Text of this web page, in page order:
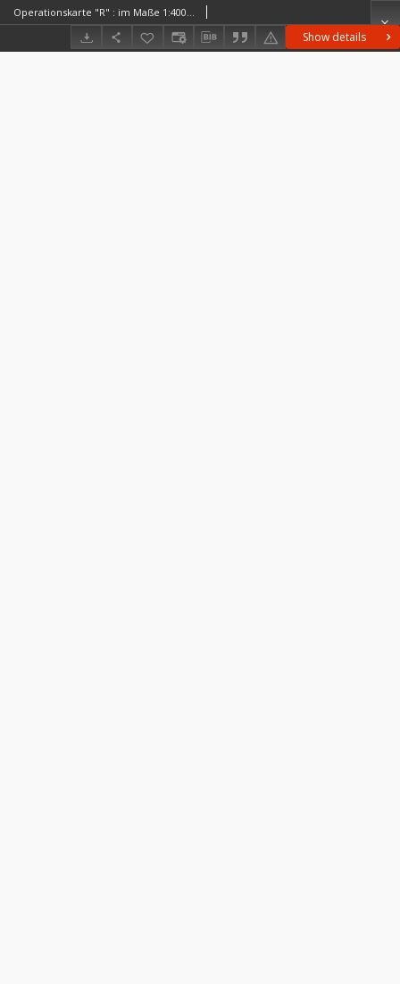
Show details
Operationskarte "R" : im Maße 1:400 000. H 6. Nagy-Várad (Groszwardein) H 6. Nagy-Várad (Groszwardein)